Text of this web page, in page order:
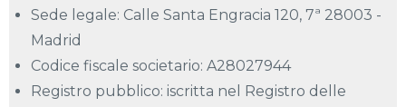
Sede legale: Calle Santa Engracia 120, 7ª 28003 -
Madrid
Codice fiscale societario: A28027944
Registro pubblico: iscritta nel Registro delle